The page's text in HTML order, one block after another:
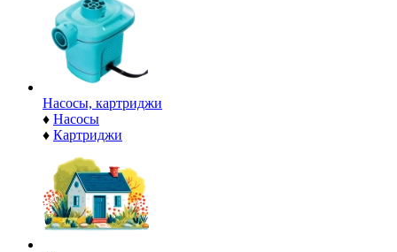
Насосы, картриджи
♦ Насосы
♦ Картриджи